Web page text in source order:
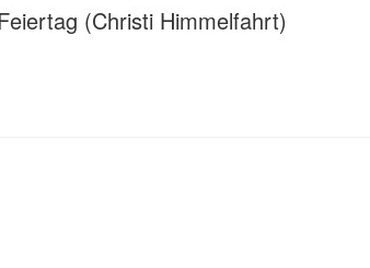
(Christi Himmelfahrt)